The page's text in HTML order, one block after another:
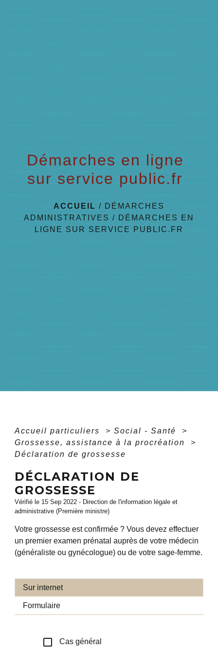
Démarches en ligne
sur service public.fr
ACCUEIL / DÉMARCHES
ADMINISTRATIVES / DÉMARCHES EN
LIGNE SUR SERVICE PUBLIC.FR
Accueil particuliers > Social - Santé
>
Grossesse, assistance à la procréation
>
Déclaration de grossesse
DÉCLARATION DE
GROSSESSE
Vérifié le 15 Sep 2022 - Direction de l'information légale et
administrative (Première ministre)
Votre grossesse est confirmée ? Vous devez effectuer
un premier examen prénatal auprès de votre médecin
(généraliste ou gynécologue) ou de votre sage-femme.
Sur internet
Formulaire
check_box_outline_blank Cas général